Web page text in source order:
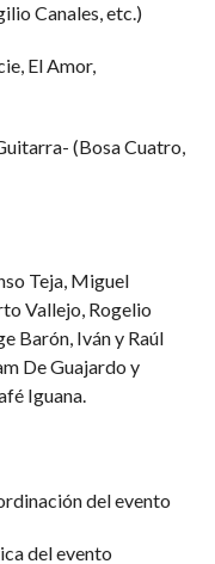
Canales, etc.)
El Amor,
(Bosa Cuatro,
Teja, Miguel
Vallejo, Rogelio
Barón, Iván y Raúl
De Guajardo y
Iguana.
del evento
del evento